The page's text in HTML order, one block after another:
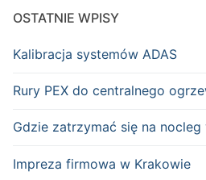
OSTATNIE WPISY
Kalibracja systemów ADAS
Rury PEX do centralnego
Gdzie zatrzymać się na nocleg
Impreza firmowa w Krakowie